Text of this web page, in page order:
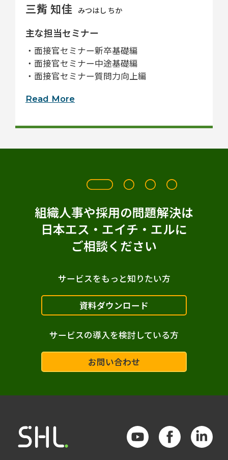
三觜 知佳 みつはし ちか
主な担当セミナー
・面接官セミナー新卒基礎編
・面接官セミナー中途基礎編
・面接官セミナー質問力向上編
Read More
組織人事や採用の問題解決は
日本エス・エイチ・エルに
ご相談ください
サービスをもっと知りたい方
資料ダウンロード
サービスの導入を検討している方
お問い合わせ